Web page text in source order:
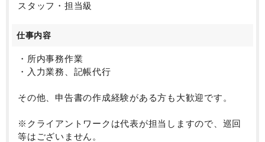
スタッフ・担当級
仕事内容
・所内事務作業
・入力業務、記帳代行
その他、申告書の作成経験がある方も大歓迎です。
※クライアントワークは代表が担当しますので、巡回
等はございません。